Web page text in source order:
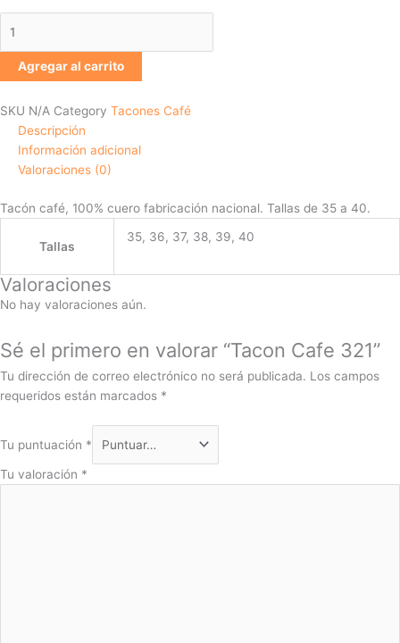
Agregar al carrito
SKU N/A Category Tacones Café
Descripción
Información adicional
Valoraciones (0)
Tacón café, 100% cuero fabricación nacional. Tallas de 35 a 40.
Tallas
35, 36, 37, 38, 39, 40
Valoraciones
No hay valoraciones aún.
Sé el primero en valorar “Tacon Cafe 321”
Tu dirección de correo electrónico no será publicada. Los campos
requeridos están marcados *
Tu puntuación *
Tu valoración *